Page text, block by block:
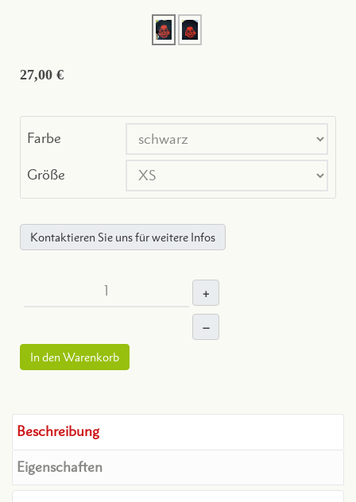
27,00 €
Farbe
Größe
Kontaktieren Sie uns für weitere Infos
+
–
In den Warenkorb
Beschreibung
Eigenschaften